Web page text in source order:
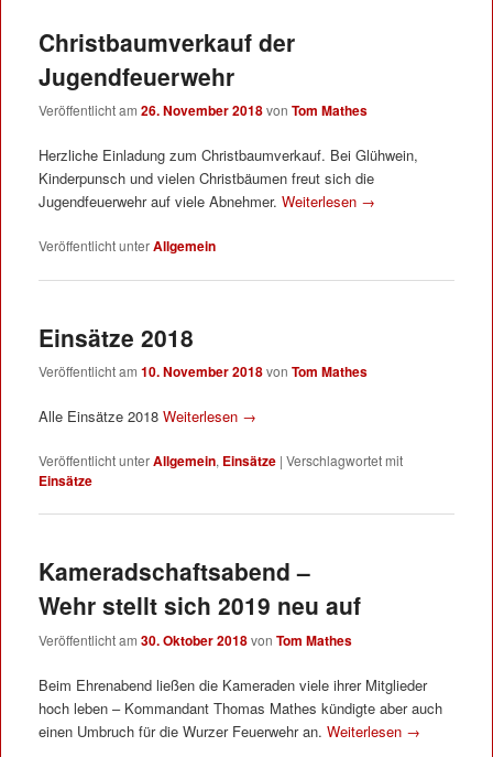
Christbaumverkauf der
Jugendfeuerwehr
Veröffentlicht am 26. November 2018von Tom Mathes
Herzliche Einladung zum Christbaumverkauf. Bei Glühwein,
Kinderpunsch und vielen Christbäumen freut sich die
Jugendfeuerwehr auf viele Abnehmer. Weiterlesen →
Veröffentlicht unterAllgemein
Einsätze 2018
Veröffentlicht am 10. November 2018von Tom Mathes
Alle Einsätze 2018 Weiterlesen →
Veröffentlicht unterAllgemein, Einsätze | Verschlagwortet mit
Einsätze
Kameradschaftsabend –
Wehr stellt sich 2019 neu auf
Veröffentlicht am 30. Oktober 2018von Tom Mathes
Beim Ehrenabend ließen die Kameraden viele ihrer Mitglieder
hoch leben – Kommandant Thomas Mathes kündigte aber auch
einen Umbruch für die Wurzer Feuerwehr an. Weiterlesen →